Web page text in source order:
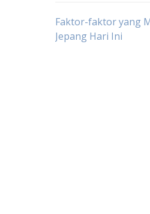
Post
Faktor-faktor yang
Jepang Hari Ini